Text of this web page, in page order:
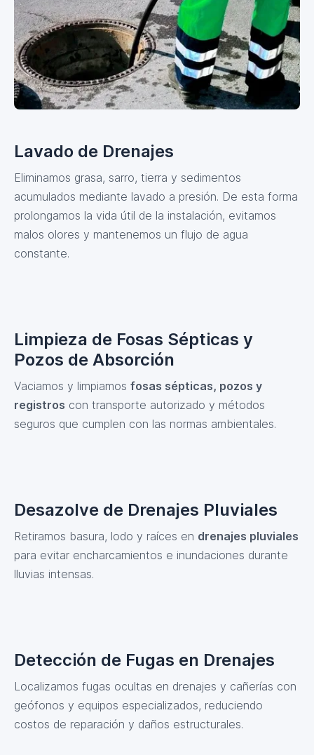
Lavado de Drenajes
Eliminamos grasa, sarro, tierra y sedimentos
acumulados mediante lavado a presión. De esta forma
prolongamos la vida útil de la instalación, evitamos
malos olores y mantenemos un flujo de agua
constante.
Limpieza de Fosas Sépticas y
Pozos de Absorción
Vaciamos y limpiamos fosas sépticas, pozos y
registros con transporte autorizado y métodos
seguros que cumplen con las normas ambientales.
Desazolve de Drenajes Pluviales
Retiramos basura, lodo y raíces en drenajes pluviales
para evitar encharcamientos e inundaciones durante
lluvias intensas.
Detección de Fugas en Drenajes
Localizamos fugas ocultas en drenajes y cañerías con
geófonos y equipos especializados, reduciendo
costos de reparación y daños estructurales.